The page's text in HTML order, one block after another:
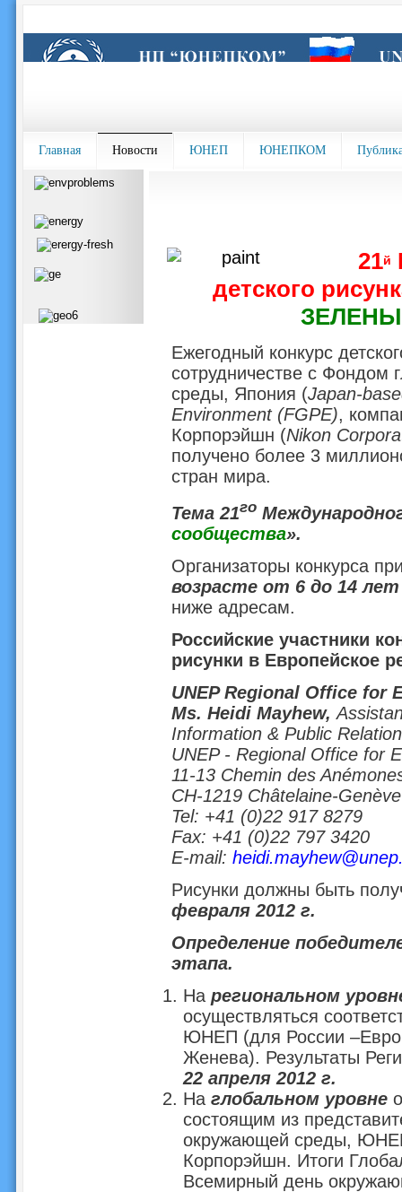
Главная Новости ЮНЕП ЮНЕПКОМ
21й
детского
Ежегодный конкурс
сотрудничестве с Фондом
среды, Япония (Japan-
Environment (FGPE),
Корпорэйшн (Nikon
получено более 3
стран мира.
Тема 21го
сообщества».
Организаторы конкурса
возрасте от 6 до 14 лет
ниже адресам.
Российские участники
рисунки в Европейское
UNEP Regional Office for
Ms. Heidi Mayhew,
Information & Public
UNEP - Regional Office for
11-13 Chemin des
CH-1219 Châtelaine-Genève
Tel: +41 (0)22 917 8279
Fax: +41 (0)22 797 3420
E-mail:
Рисунки должны быть
февраля 2012 г.
Определение
этапа.
На региональном
осуществляться
ЮНЕП (для России
Женева). Результаты
22 апреля 2012 г.
На глобальном уровне
состоящим из
окружающей среды,
Корпорэйшн. Итоги
Всемирный день